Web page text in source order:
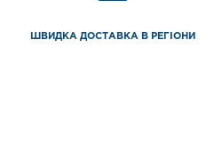
ШВИДКА ДОСТАВКА В РЕГІОНИ